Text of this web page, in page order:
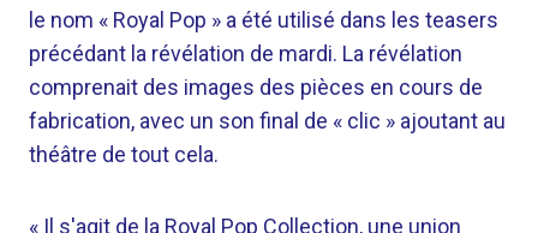
le nom « Royal Pop » a été utilisé dans les teasers
précédant la révélation de mardi. La révélation
comprenait des images des pièces en cours de
fabrication, avec un son final de « clic » ajoutant au
théâtre de tout cela.
« Il s'agit de la Royal Pop Collection, une union